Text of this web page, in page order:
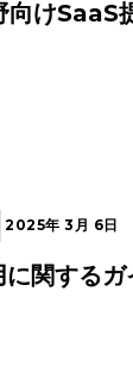
向けSaaS
2025年 3月 6日
関するガ